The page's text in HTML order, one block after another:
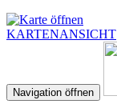
KARTENANSICHT
Navigation öffnen